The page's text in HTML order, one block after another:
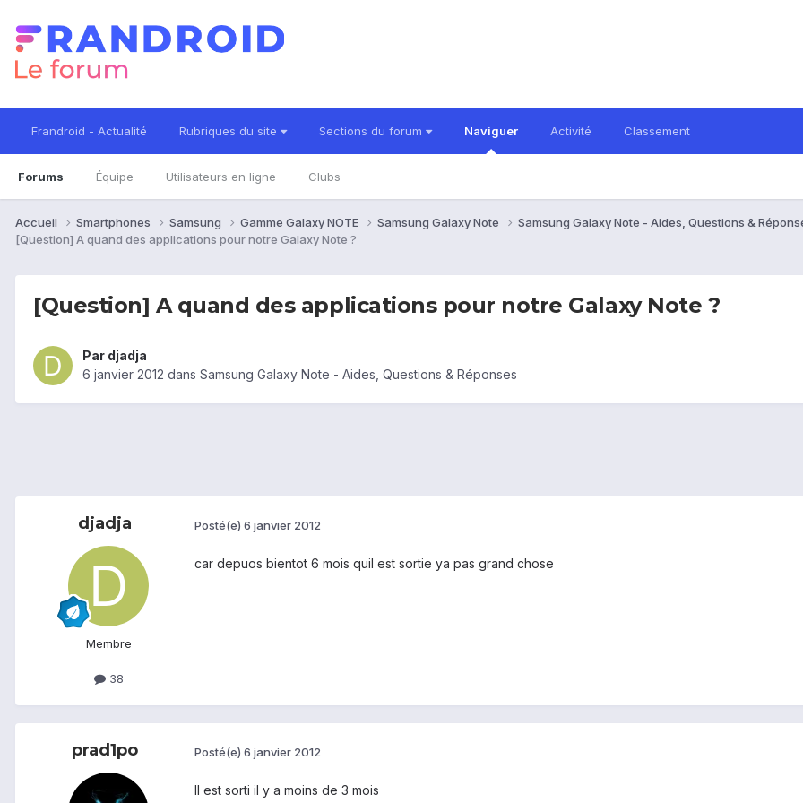
Frandroid - Actualité Rubriques du site Sections du forum Naviguer
Forums Équipe Utilisateurs en ligne Clubs
Activité Classement
Accueil Smartphones Samsung Gamme Galaxy NOTE Samsung Galaxy Note
Samsung Galaxy Note - Aides, Questions &
[Question] A quand des applications pour notre Galaxy Note ?
[Question] A quand des applications pour notre Galaxy Note ?
Par djadja
6 janvier 2012 dans Samsung Galaxy Note - Aides, Questions & Réponses
djadja
Membre
38
Posté(e) 6 janvier 2012
car depuos bientot 6 mois quil est sortie ya pas grand chose
prad1po Posté(e) 6 janvier 2012
Il est sorti il y a moins de 3 mois